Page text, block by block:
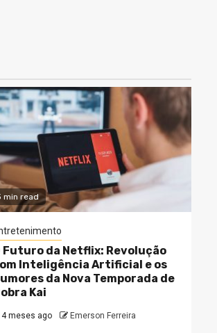
min read
Futuro da Netflix: Revolução
Inteligência Artificial e os
da Nova Temporada de
Kai
meses ago Emerson Ferreira